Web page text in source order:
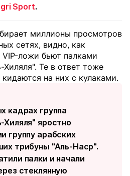
Sport.
миллионы просмотров
сетях, видно, как
ложи бьют палками
Те в ответ тоже
на них с кулаками.
кадрах группа
яростно
группу арабских
трибуны "Аль-Наср".
палки и начали
стеклянную